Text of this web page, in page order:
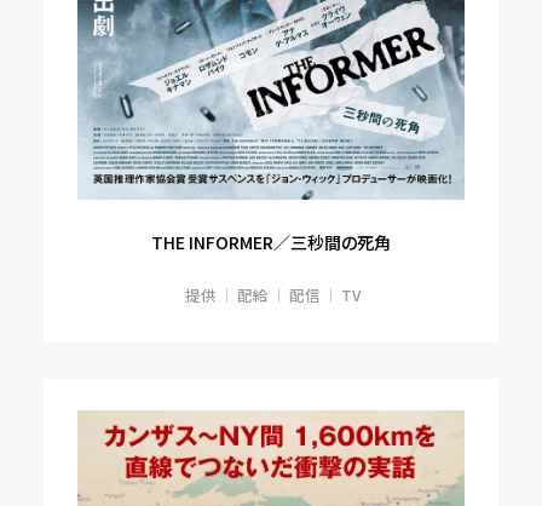
THE INFORMER／三秒間の死角
提供 配給 配信 TV